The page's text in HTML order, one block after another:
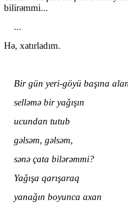
bilirəmmi...
...
Hə, xatırladım.
Bir gün yeri-göyü başına
selləmə bir yağışın
ucundan tutub
gəlsəm, gəlsəm,
sənə çata bilərəmmi?
Yağışa qarışaraq
yanağın boyunca axan